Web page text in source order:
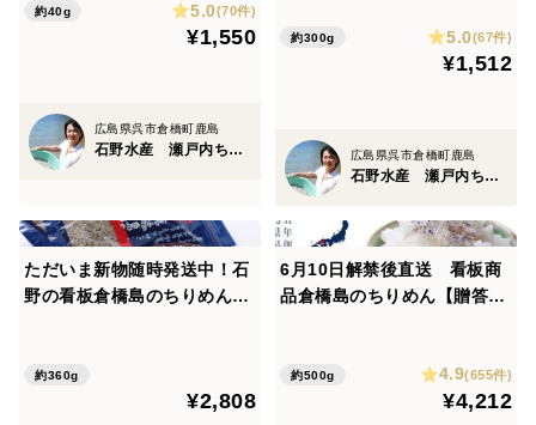
ぷりいるんです
ひじきの食感、風味がぐっとアップ
たくさん作るより
と作りました
約40g 5.0(70件)
¥1,550
広島県呉市倉橋町鹿島
石野水産 瀬戸内ちりめん ひじき
物広島の解禁日いつでもお届
け釜揚げちりめん150ｇ2パッ
約300g 5.0(67件)
¥1,512
広島県呉市倉橋町鹿島
石野水産 瀬戸内ちりめん ひじき
ただいま新物随時発送中！石
野の看板倉橋島のちりめん15
ざりだったり大きさのばらつ
きのなさです。簡易包装ボッ
約360g
¥2,808
6月10日解禁後直送 看板商
品倉橋島のちりめん【贈答
めんをぜひに！ちりめん 乾
燥が絶妙賞味期限60日 最短
約500g 4.9(655件)
¥4,212